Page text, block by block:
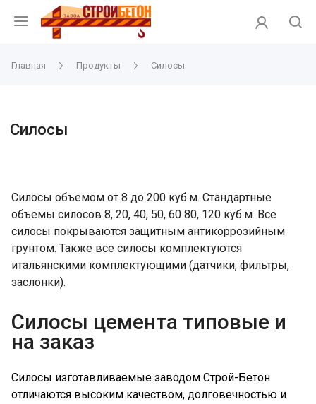
Главная Продукты Силосы
Силосы
Силосы объемом от 8 до 200 куб.м. Стандартные
объемы силосов 8, 20, 40, 50, 60 80, 120 куб.м. Все
силосы покрываются защитным антикоррозийным
грунтом. Также все силосы комплектуются
итальянскими комплектующими (датчики, фильтры,
заслонки).
Cилосы цемента типовые и
на заказ
Силосы изготавливаемые заводом Строй-Бетон
отличаются высоким качеством, долговечностью и